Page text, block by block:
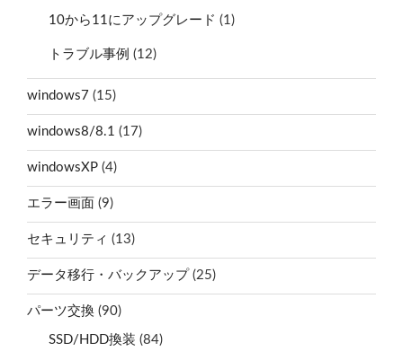
10から11にアップグレード (1)
トラブル事例 (12)
windows7 (15)
windows8/8.1 (17)
windowsXP (4)
エラー画面 (9)
セキュリティ (13)
データ移行・バックアップ (25)
パーツ交換 (90)
SSD/HDD換装 (84)